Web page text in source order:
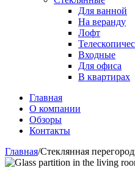
Для ванной
На веранду
Лофт
Входные
Для офиса
В квартирах
Главная
О компании
Обзоры
Контакты
Главная/Стеклянная